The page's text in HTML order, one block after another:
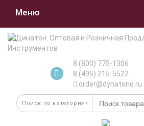
Меню
8 (800) 775-1306
8 (495) 215-5522
order@dynatone.ru